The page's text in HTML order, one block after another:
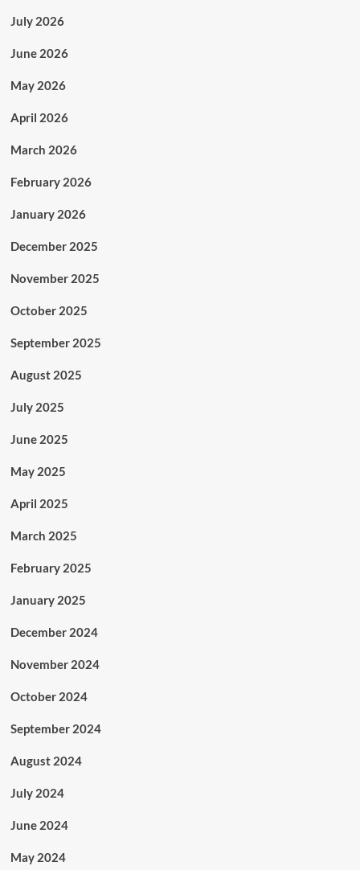
July 2026
June 2026
May 2026
April 2026
March 2026
February 2026
January 2026
December 2025
November 2025
October 2025
September 2025
August 2025
July 2025
June 2025
May 2025
April 2025
March 2025
February 2025
January 2025
December 2024
November 2024
October 2024
September 2024
August 2024
July 2024
June 2024
May 2024